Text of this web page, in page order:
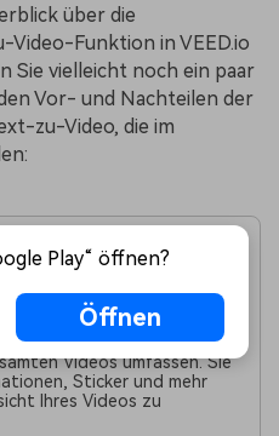
über die
Funktion in VEED.io
Sie vielleicht noch ein paar
Vor- und Nachteilen der
zu-Video, die im
von Dateiformaten.
eine breitere Palette von
auf VEED.io.
zur Verfügung, die auch
Videos umfassen. Sie
Sticker und mehr
Ihres Videos zu
Play“ öffnen?
Öffnen